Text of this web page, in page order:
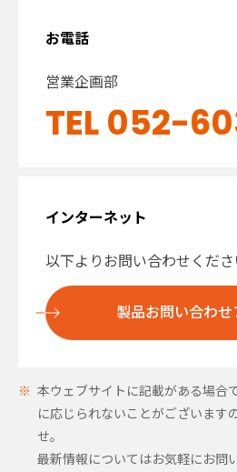
お電話
営業企画部
TEL 052-
インターネット
以下よりお問い合わせくださ
製品お問い合わせ
本ウェブサイトに記載がある場合
に応じられないことがございます
せ。
最新情報についてはお気軽にお問